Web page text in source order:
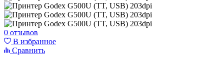
0 отзывов
В избранное
Сравнить